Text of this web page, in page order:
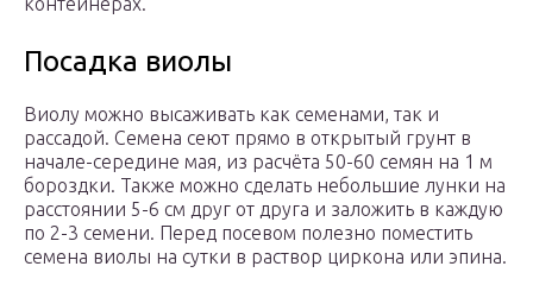
Посадка виолы
Виолу можно высаживать как семенами, так и
рассадой. Семена сеют прямо в открытый грунт в
начале-середине мая, из расчёта 50-60 семян на 1 м
бороздки. Также можно сделать небольшие лунки на
расстоянии 5-6 см друг от друга и заложить в каждую
по 2-3 семени. Перед посевом полезно поместить
семена виолы на сутки в раствор циркона или эпина.